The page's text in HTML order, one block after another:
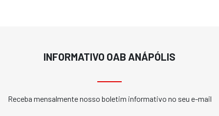
INFORMATIVO OAB ANÁPÓLIS
Receba mensalmente nosso boletim informativo no seu e-mail